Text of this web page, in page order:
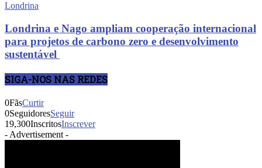
Londrina
Londrina e Nago ampliam cooperação internacional
para projetos de carbono zero e desenvolvimento
sustentável
SIGA-NOS NAS REDES
0FãsCurtir
0SeguidoresSeguir
19,300InscritosInscrever
- Advertisement -